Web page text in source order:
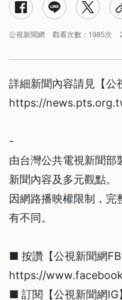
公視新聞網 觀看次數：1985次
詳細新聞內容請見【公
https://
-
由台灣公共電視新聞部
新聞內容及多元觀點。
因網路播映權限制，完
有不同。
■ 按讚【公視新聞網FB
https://
■ 訂閱【公視新聞網IG